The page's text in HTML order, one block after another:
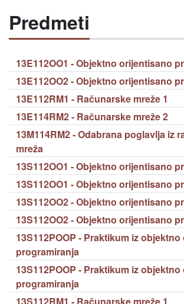
Predmeti
13E112OO1 - Objektno orijentisano
13E112OO2 - Objektno orijentisano
13E112RM1 - Računarske mreže 1
13E114RM2 - Računarske mreže 2
13M114RM2 - Odabrana poglavlja iz
mreža
13S112OO1 - Objektno orijentisano
13S112OO1 - Objektno orijentisano
13S112OO2 - Objektno orijentisano
13S112OO2 - Objektno orijentisano
13S112POOP - Praktikum iz
programiranja
13S112POOP - Praktikum iz
programiranja